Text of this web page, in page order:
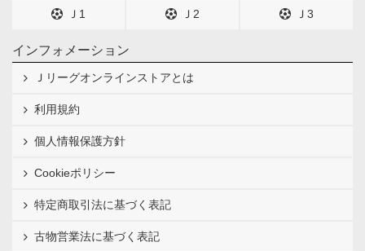
Ｊ1 Ｊ2 Ｊ3
インフォメーション
Ｊリーグオンラインストアとは
利用規約
個人情報保護方針
Cookieポリシー
特定商取引法に基づく表記
古物営業法に基づく表記